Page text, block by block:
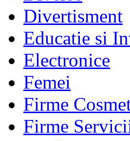
Divertisment
Educatie si
Electronice
Femei
Firme
Firme